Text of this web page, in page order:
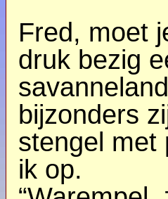
Fred, moet
druk bezig
bijzonders
stengel met
ik op.